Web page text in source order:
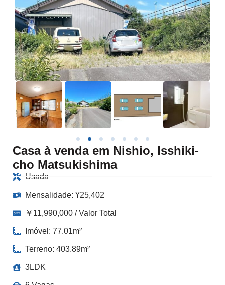
Casa à venda em Nishio, Isshiki-
cho Matsukishima
Usada
Mensalidade: ¥25,402
￥11,990,000 / Valor Total
Imóvel: 77.01m²
Terreno: 403.89m²
3LDK